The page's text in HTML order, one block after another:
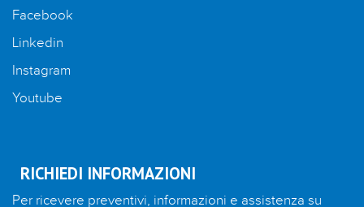
Facebook
Linkedin
Instagram
Youtube
RICHIEDI INFORMAZIONI
Per ricevere preventivi, informazioni e assistenza su